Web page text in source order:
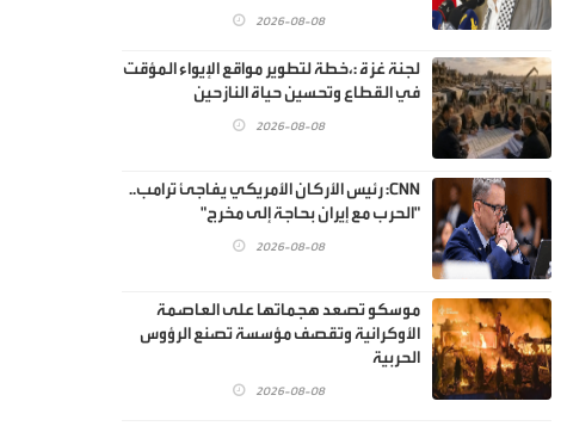
2026-08-08
لجنة غزة :،خطة لتطوير مواقع الإيواء المؤقت
في القطاع وتحسين حياة النازحين
2026-08-08
CNN: رئيس الأركان الأمريكي يفاجئ ترامب..
"الحرب مع إيران بحاجة إلى مخرج"
2026-08-08
موسكو تصعد هجماتها على العاصمة
الأوكرانية وتقصف مؤسسة تصنع الرؤوس
الحربية
2026-08-08